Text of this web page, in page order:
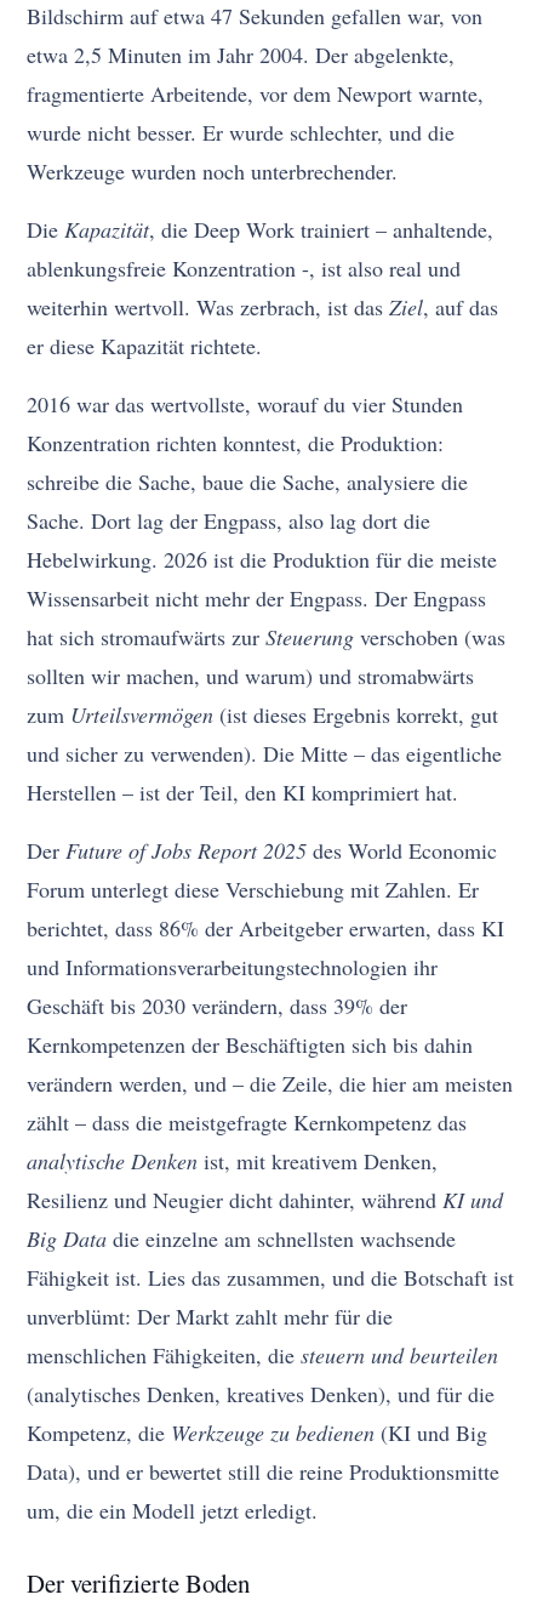
Bildschirm auf etwa 47 Sekunden gefallen war, von
etwa 2,5 Minuten im Jahr 2004. Der abgelenkte,
fragmentierte Arbeitende, vor dem Newport warnte,
wurde nicht besser. Er wurde schlechter, und die
Werkzeuge wurden noch unterbrechender.
DieKapazität, die Deep Work trainiert – anhaltende,
ablenkungsfreie Konzentration -, ist also real und
weiterhin wertvoll. Was zerbrach, ist dasZiel, auf das
er diese Kapazität richtete.
2016 war das wertvollste, worauf du vier Stunden
Konzentration richten konntest, die Produktion:
schreibe die Sache, baue die Sache, analysiere die
Sache. Dort lag der Engpass, also lag dort die
Hebelwirkung. 2026 ist die Produktion für die meiste
Wissensarbeit nicht mehr der Engpass. Der Engpass
hat sich stromaufwärts zurSteuerung verschoben (was
sollten wir machen, und warum) und stromabwärts
zum Urteilsvermögen (ist dieses Ergebnis korrekt, gut
und sicher zu verwenden). Die Mitte – das eigentliche
Herstellen – ist der Teil, den KI komprimiert hat.
DerFuture of Jobs Report 2025 des World Economic
Forum unterlegt diese Verschiebung mit Zahlen. Er
berichtet, dass 86% der Arbeitgeber erwarten, dass KI
und Informationsverarbeitungstechnologien ihr
Geschäft bis 2030 verändern, dass 39% der
Kernkompetenzen der Beschäftigten sich bis dahin
verändern werden, und – die Zeile, die hier am meisten
zählt – dass die meistgefragte Kernkompetenz das
analytische Denken ist, mit kreativem Denken,
Resilienz und Neugier dicht dahinter, währendKI und
Big Data die einzelne am schnellsten wachsende
Fähigkeit ist. Lies das zusammen, und die Botschaft ist
unverblümt: Der Markt zahlt mehr für die
menschlichen Fähigkeiten, diesteuern und beurteilen
(analytisches Denken, kreatives Denken), und für die
Kompetenz, die Werkzeuge zu bedienen (KI und Big
Data), und er bewertet still die reine Produktionsmitte
um, die ein Modell jetzt erledigt.
Der verifizierte Boden